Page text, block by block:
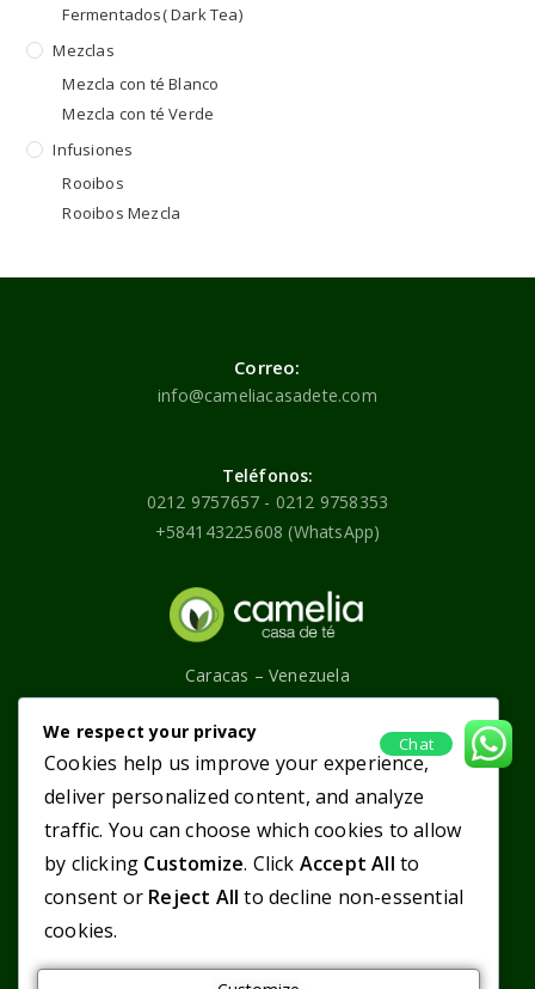
Fermentados( Dark Tea)
Mezclas
Mezcla con té Blanco
Mezcla con té Verde
Infusiones
Rooibos
Rooibos Mezcla
Correo:
info@cameliacasadete.com
Teléfonos:
0212 9757657 - 0212 9758353
+584143225608 (WhatsApp)
Caracas – Venezuela
Contáctenos
Tés Púros
Mezclas
Infusiones
Enlaces principales
¿Quiénes somos?
Servicios
Tienda en línea
We respect your privacy
Cookies help us improve your experience,
deliver personalized content, and analyze
traffic. You can choose which cookies to allow
by clicking Customize. Click Accept All to
consent or Reject All to decline non-essential
cookies.
Chat